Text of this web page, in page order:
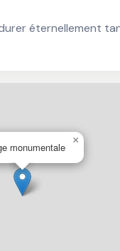
éternellement
monumentale
×